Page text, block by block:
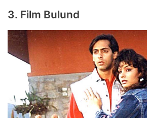
3. Film Bulund